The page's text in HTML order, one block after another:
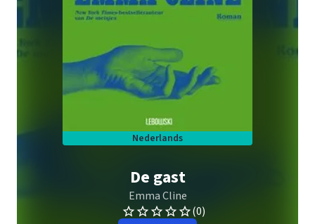
Nederlands
De gast
Emma Cline
(0)